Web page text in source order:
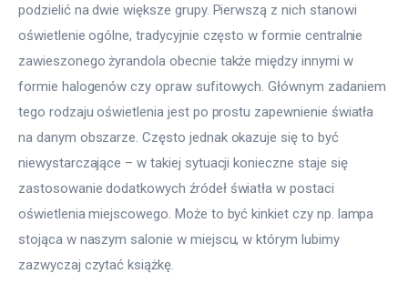
podzielić na dwie większe grupy. Pierwszą z nich stanowi
oświetlenie ogólne, tradycyjnie często w formie centralnie
zawieszonego żyrandola obecnie także między innymi w
formie halogenów czy opraw sufitowych. Głównym zadaniem
tego rodzaju oświetlenia jest po prostu zapewnienie światła
na danym obszarze. Często jednak okazuje się to być
niewystarczające – w takiej sytuacji konieczne staje się
zastosowanie dodatkowych źródeł światła w postaci
oświetlenia miejscowego. Może to być kinkiet czy np. lampa
stojąca w naszym salonie w miejscu, w którym lubimy
zazwyczaj czytać książkę.